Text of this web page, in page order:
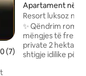
mesatar 5,0 nga
(7)
Apartament në
Resort luksoz në
malet Atlas
✨ Qëndrim
mëngjes të freskët
private 2 hektarë
shtigje idilike për